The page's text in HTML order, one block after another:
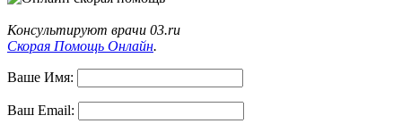
Консультируют врачи 03.ru
Скорая Помощь Онлайн.
Ваше Имя:
Ваш Email: